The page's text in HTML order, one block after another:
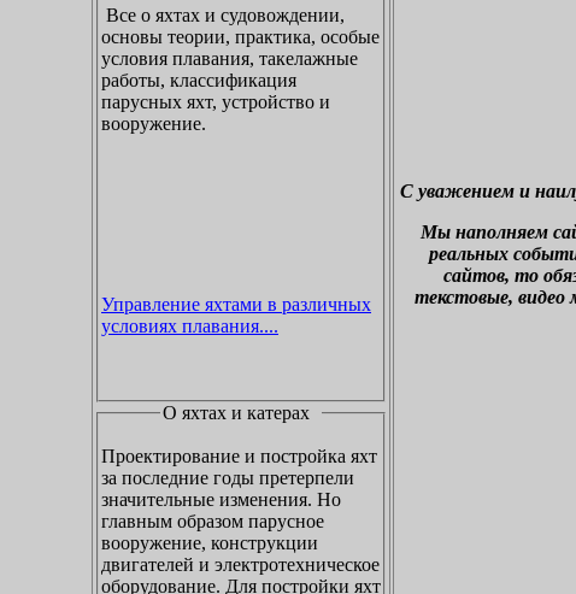
Все о яхтах и судовождении,
основы теории, практика, особые
условия плавания, такелажные
работы, классификация
парусных яхт, устройство и
вооружение.
Управление яхтами в различных
условиях плавания....
О яхтах и катерах
Проектирование и постройка яхт
за последние годы претерпели
значительные изменения. Но
главным образом парусное
вооружение, конструкции
двигателей и электротехническое
оборудование. Для постройки яхт
С уважением и
Мы наполняем
реальных
сайтов, то
текстовые,